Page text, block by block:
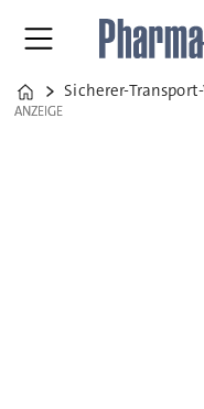
Home
Sicherer-
ANZEIGE
ANZEIGE